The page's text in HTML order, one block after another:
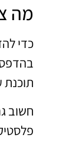
מה
כדי
תוכנת
חשוב